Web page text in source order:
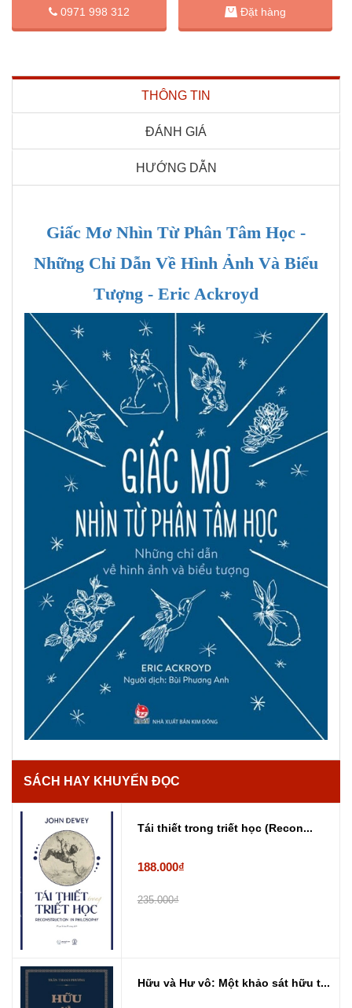
0971 998 312 Đặt hàng
THÔNG TIN
ĐÁNH GIÁ
HƯỚNG DẪN
Giấc Mơ Nhìn Từ Phân Tâm Học -
Những Chỉ Dẫn Về Hình Ảnh Và Biểu
Tượng - Eric Ackroyd
SÁCH HAY KHUYẾN ĐỌC
Tái thiết trong triết học (Recon...
188.000₫
235.000₫
Hữu và Hư vô: Một khảo sát hữu t...